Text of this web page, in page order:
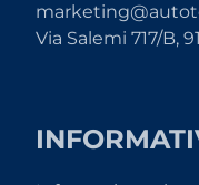
Via Salemi 717/B,